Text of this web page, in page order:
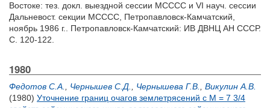
Востоке: тез. докл. выездной сессии МСССС и VI науч. сессии
Дальневост. секции МСССС, Петропавловск-Камчатский,
ноябрь 1986 г.. Петропавловск-Камчатский: ИВ ДВНЦ АН СССР.
С. 120-122.
1980
Федотов С.А. Чернышев С.Д. Чернышева Г.В.
Викулин А.В.
(1980) Уточнение границ очагов землетрясений с М = 7 3/4